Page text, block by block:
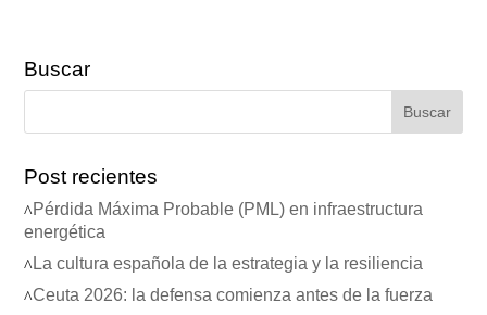
Buscar
Post recientes
Pérdida Máxima Probable (PML) en infraestructura
energética
La cultura española de la estrategia y la resiliencia
Ceuta 2026: la defensa comienza antes de la fuerza